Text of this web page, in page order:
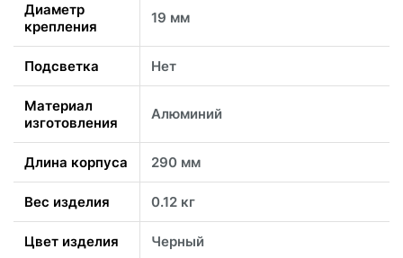
Диаметр
крепления
19 мм
Подсветка Нет
Материал
изготовления
Алюминий
Длина корпуса 290 мм
Вес изделия 0.12 кг
Цвет изделия Черный